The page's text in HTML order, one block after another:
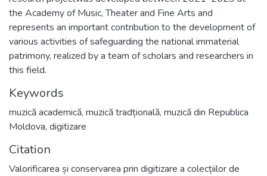
the Academy of Music, Theater and Fine Arts and
represents an important contribution to the development of
various activities of safeguarding the national immaterial
patrimony, realized by a team of scholars and researchers in
this field.
Keywords
muzică academică, muzică tradțională, muzică din Republica
Moldova, digitizare
Citation
Valorificarea și conservarea prin digitizare a colecțiilor de